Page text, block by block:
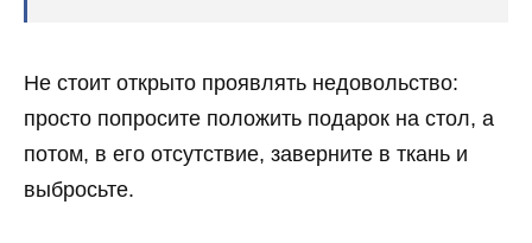
Не стоит открыто проявлять недовольство:
просто попросите положить подарок на стол, а
потом, в его отсутствие, заверните в ткань и
выбросьте.